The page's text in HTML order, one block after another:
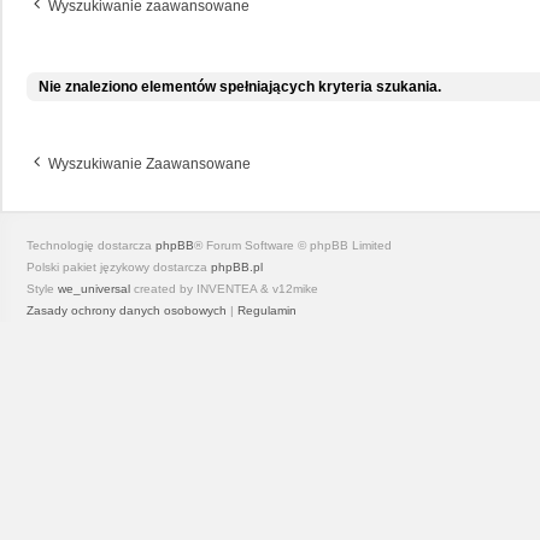
Wyszukiwanie zaawansowane
Nie znaleziono elementów spełniających kryteria szukania.
Wyszukiwanie Zaawansowane
Technologię dostarcza phpBB® Forum Software © phpBB Limited
Polski pakiet językowy dostarcza phpBB.pl
Style we_universal created by INVENTEA & v12mike
Zasady ochrony danych osobowych | Regulamin